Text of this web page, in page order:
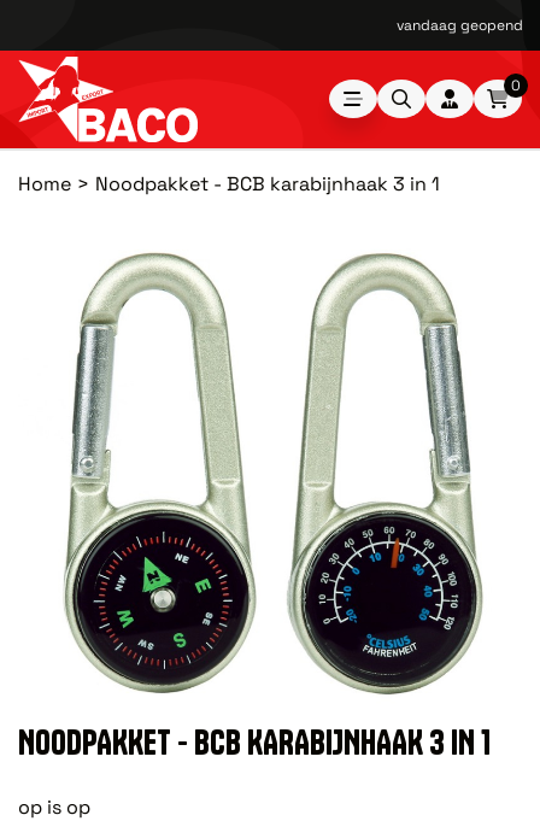
vandaag geopend
0
Home Noodpakket - BCB karabijnhaak 3 in 1
NOODPAKKET - BCB KARABIJNHAAK 3 IN 1
op is op